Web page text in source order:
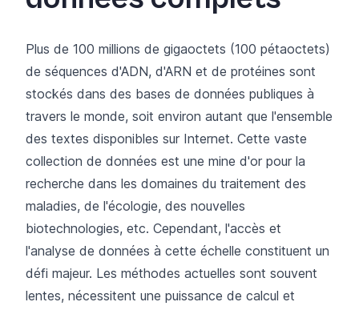
Plus de 100 millions de gigaoctets (100 pétaoctets)
de séquences d'ADN, d'ARN et de protéines sont
stockés dans des bases de données publiques à
travers le monde, soit environ autant que l'ensemble
des textes disponibles sur Internet. Cette vaste
collection de données est une mine d'or pour la
recherche dans les domaines du traitement des
maladies, de l'écologie, des nouvelles
biotechnologies, etc. Cependant, l'accès et
l'analyse de données à cette échelle constituent un
défi majeur. Les méthodes actuelles sont souvent
lentes, nécessitent une puissance de calcul et